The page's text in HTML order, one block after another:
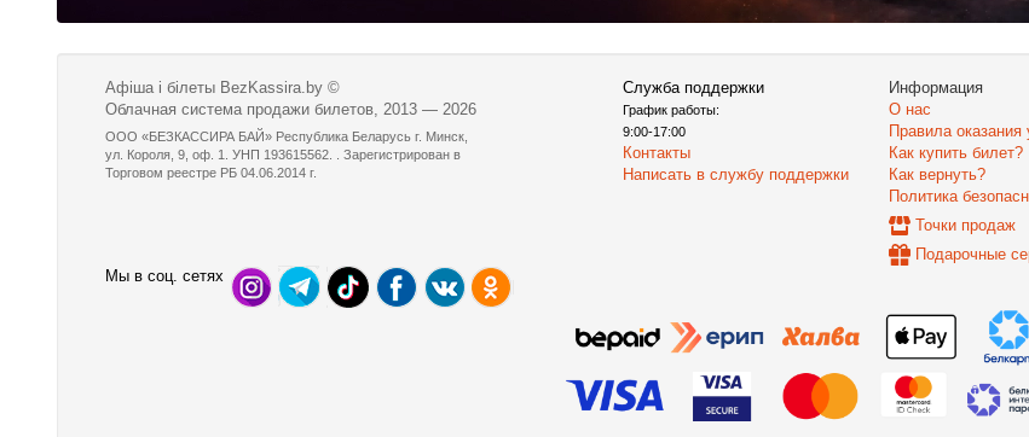
Афіша і білеты BezKassira.by ©
Облачная система продажи билетов, 2013 — 2026
ООО «БЕЗКАССИРА БАЙ» Республика Беларусь г. Минск,
ул. Короля, 9, оф. 1. УНП 193615562. . Зарегистрирован в
Торговом реестре РБ 04.06.2014 г.
Служба поддержки
График работы:
9:00-17:00
Контакты
Написать в службу поддержки
Информация
О нас
Правила оказания
Как купить билет?
Как вернуть?
Политика
Точки продаж
Подарочные
Мы в соц. сетях